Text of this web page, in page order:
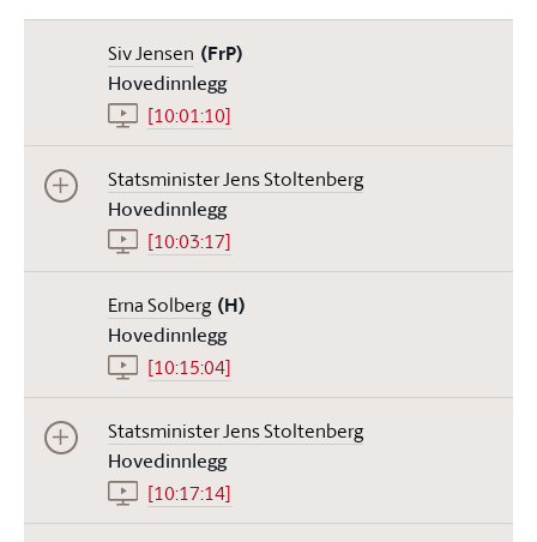
Siv Jensen (FrP)
[10:01:10]
Hovedinnlegg
Statsminister Jens Stoltenberg
[10:03:17]
Hovedinnlegg
Erna Solberg (H)
[10:15:04]
Hovedinnlegg
Statsminister Jens Stoltenberg
[10:17:14]
Hovedinnlegg